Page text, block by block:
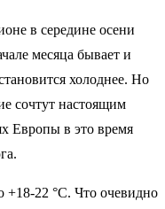
в середине осени
месяца бывает и
холоднее. Но
сочтут настоящим
Европы в это время
+18-22 °C. Что очевидно